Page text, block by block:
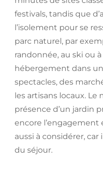
festivals, tandis que
l’isolement pour se
parc naturel, par
randonnée, au ski ou à
hébergement dans
spectacles, des
les artisans locaux. Le
présence d’un jardin
encore
aussi à considérer,
du séjour.